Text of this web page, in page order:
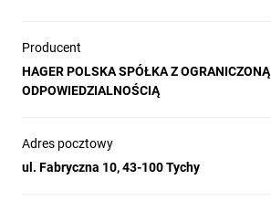
Producent
HAGER POLSKA SPÓŁKA Z OGRANICZONĄ
ODPOWIEDZIALNOŚCIĄ
Adres pocztowy
ul. Fabryczna 10, 43-100 Tychy